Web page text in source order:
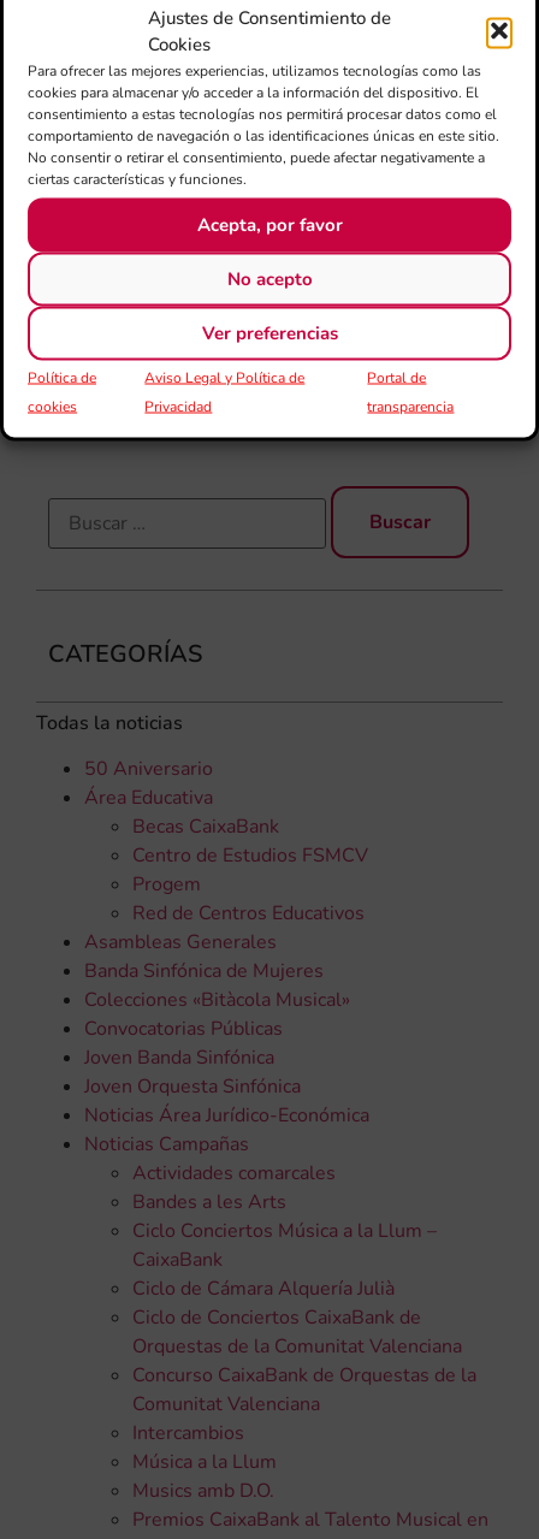
Ajustes de Consentimiento de
Cookies
Para ofrecer las mejores experiencias, utilizamos tecnologías como las
cookies para almacenar y/o acceder a la información del dispositivo. El
consentimiento a estas tecnologías nos permitirá procesar datos como el
comportamiento de navegación o las identificaciones únicas en este sitio.
No consentir o retirar el consentimiento, puede afectar negativamente a
ciertas características y funciones.
Acepta, por favor
No acepto
Ver preferencias
Política de
cookies
Aviso Legal y Política de
Privacidad
Portal de
transparencia
CATEGORÍAS
Todas la noticias
50 Aniversario
Área Educativa
Becas CaixaBank
Centro de Estudios FSMCV
Progem
Red de Centros Educativos
Asambleas Generales
Banda Sinfónica de Mujeres
Colecciones «Bitàcola Musical»
Convocatorias Públicas
Joven Banda Sinfónica
Joven Orquesta Sinfónica
Noticias Área Jurídico-Económica
Noticias Campañas
Actividades comarcales
Bandes a les Arts
Ciclo Conciertos Música a la Llum –
CaixaBank
Ciclo de Cámara Alquería Julià
Ciclo de Conciertos CaixaBank de
Orquestas de la Comunitat Valenciana
Concurso CaixaBank de Orquestas de la
Comunitat Valenciana
Intercambios
Música a la Llum
Musics amb D.O.
Premios CaixaBank al Talento Musical en